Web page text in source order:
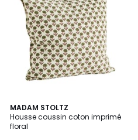
MADAM STOLTZ
Housse coussin coton imprimé
floral
2
/
5